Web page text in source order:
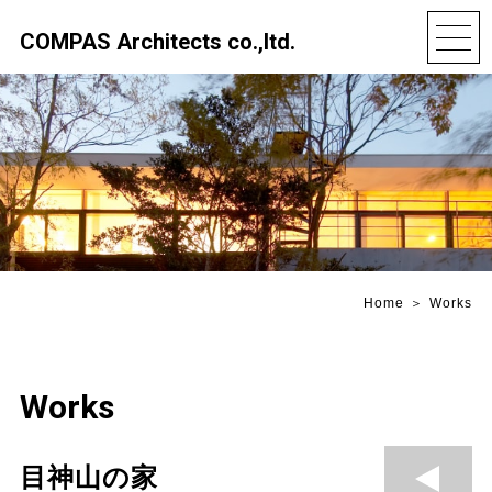
COMPAS Architects co.,ltd.
Home Works
Works
目神山の家